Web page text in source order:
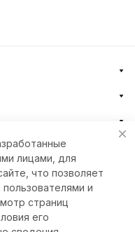
лицами, для
что позволяет
и
страниц
его